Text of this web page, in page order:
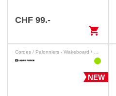
CHF 99.-
shopping_cart
Cordes / Palonniers - Wakeboard / Wakesurf
NEW